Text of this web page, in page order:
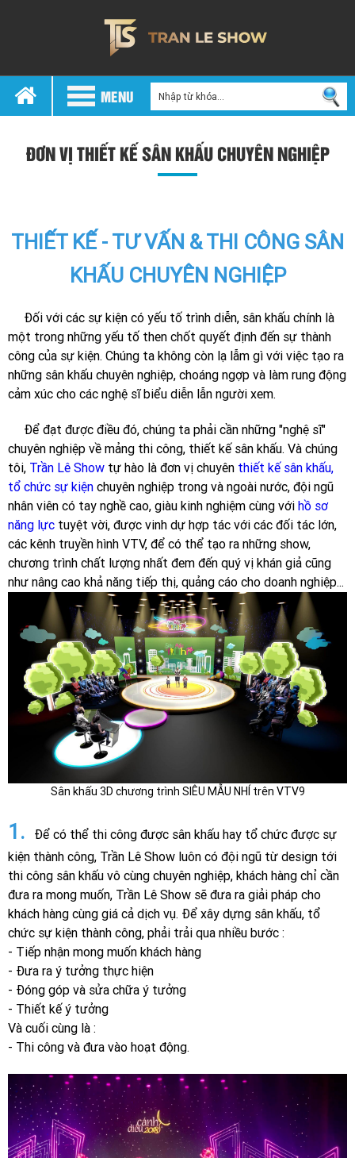
MENU
ĐƠN VỊ THIẾT KẾ SÂN KHẤU CHUYÊN NGHIỆP
THIẾT KẾ - TƯ VẤN & THI CÔNG SÂN
KHẤU CHUYÊN NGHIỆP
Đối với các sự kiện có yếu tố trình diễn, sân khấu chính là
một trong những yếu tố then chốt quyết định đến sự thành
công của sự kiện. Chúng ta không còn lạ lẫm gì với việc tạo ra
những sân khấu chuyên nghiệp, choáng ngợp và làm rung động
cảm xúc cho các nghệ sĩ biểu diễn lẫn người xem.
Để đạt được điều đó, chúng ta phải cần những "nghệ sĩ"
chuyên nghiệp về mảng thi công, thiết kế sân khấu. Và chúng
tôi, Trần Lê Show tự hào là đơn vị chuyên thiết kế sân khấu,
tổ chức sự kiện chuyên nghiệp trong và ngoài nước, đội ngũ
nhân viên có tay nghề cao, giàu kinh nghiệm cùng với hồ sơ
năng lực tuyệt vời, được vinh dự hợp tác với các đối tác lớn,
các kênh truyền hình VTV, để có thể tạo ra những show,
chương trình chất lượng nhất đem đến quý vị khán giả cũng
như nâng cao khả năng tiếp thị, quảng cáo cho doanh nghiệp...
Sân khấu 3D chương trình SIÊU MẪU NHÍ trên VTV9
1. Để có thể thi công được sân khấu hay tổ chức được sự
kiện thành công, Trần Lê Show luôn có đội ngũ từ design tới
thi công sân khấu vô cùng chuyên nghiệp, khách hàng chỉ cần
đưa ra mong muốn, Trần Lê Show sẽ đưa ra giải pháp cho
khách hàng cùng giá cả dịch vụ. Để xây dựng sân khấu, tổ
chức sự kiện thành công, phải trải qua nhiều bước :
- Tiếp nhận mong muốn khách hàng
- Đưa ra ý tưởng thực hiện
- Đóng góp và sửa chữa ý tưởng
- Thiết kế ý tưởng
Và cuối cùng là :
- Thi công và đưa vào hoạt động.